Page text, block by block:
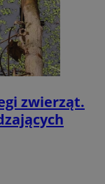
zwierząt.